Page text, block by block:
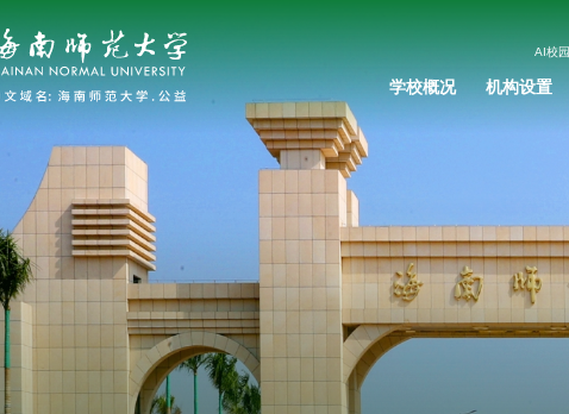
AI校园
学校概况 机构设置